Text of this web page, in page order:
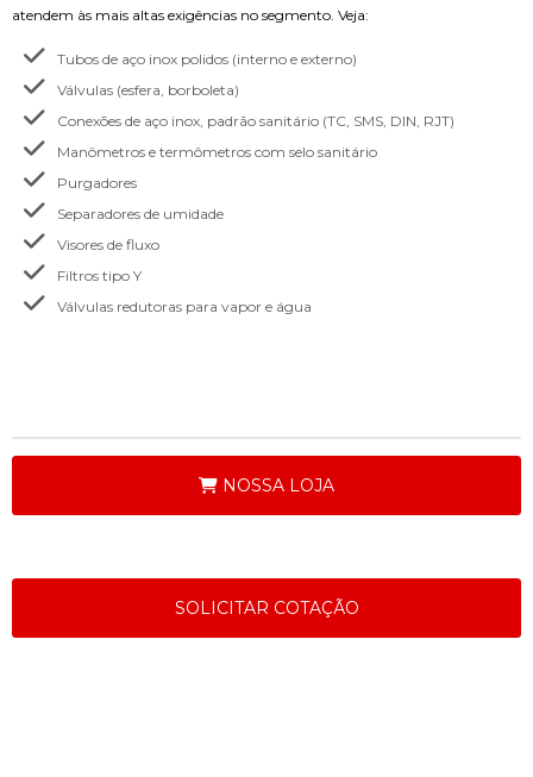
atendem às mais altas exigências no segmento. Veja:
Tubos de aço inox polidos (interno e externo)
Válvulas (esfera, borboleta)
Conexões de aço inox, padrão sanitário (TC, SMS, DIN, RJT)
Manômetros e termômetros com selo sanitário
Purgadores
Separadores de umidade
Visores de fluxo
Filtros tipo Y
Válvulas redutoras para vapor e água
NOSSA LOJA
SOLICITAR COTAÇÃO